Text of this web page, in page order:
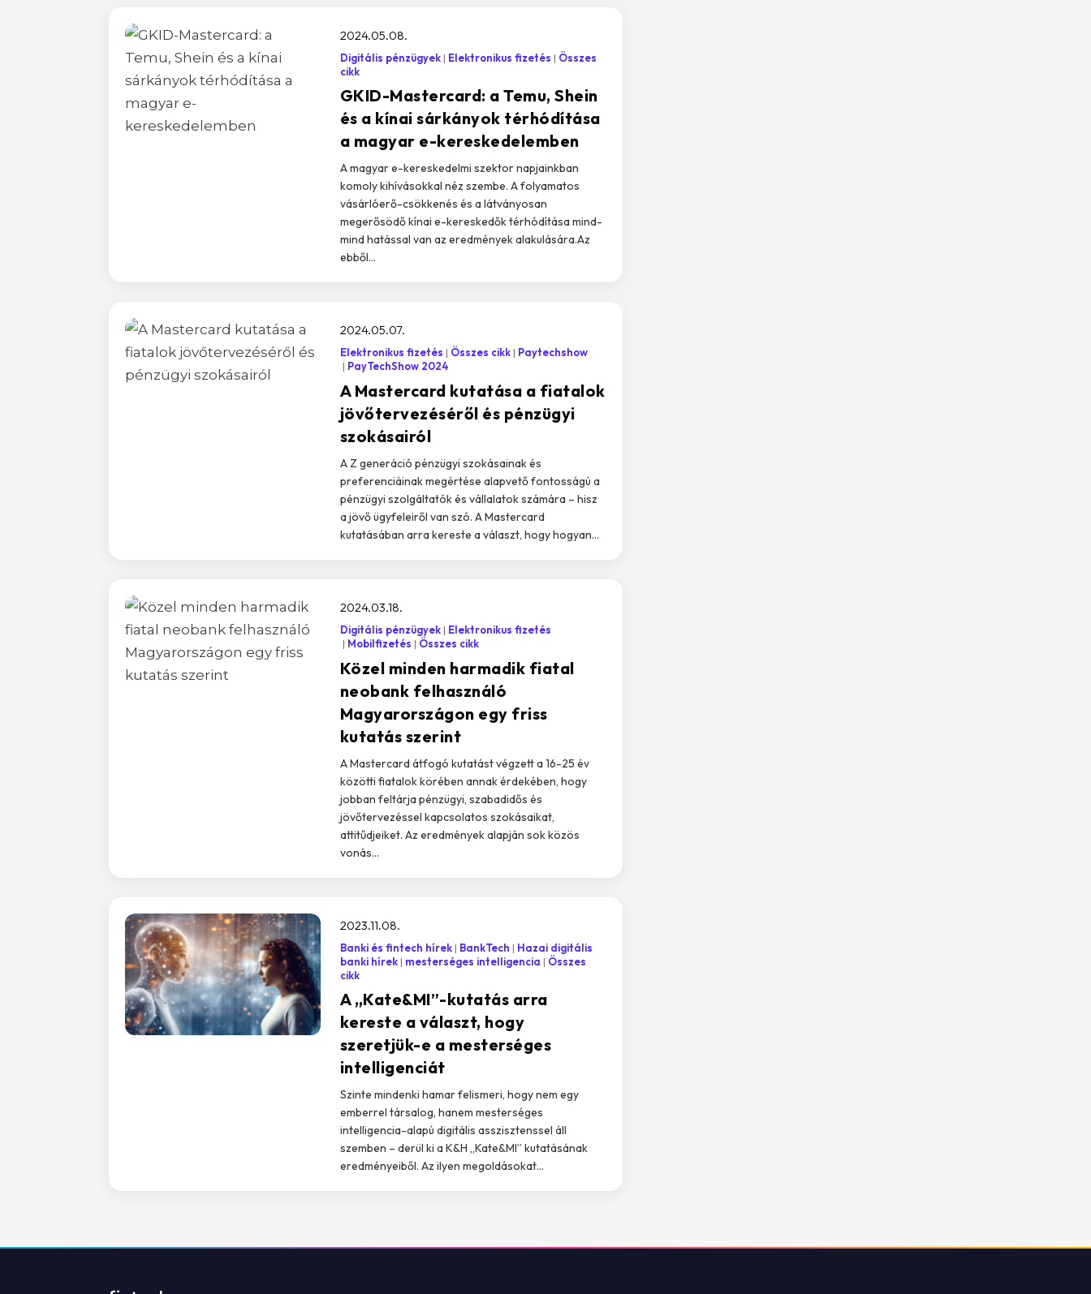
GKID-Mastercard: a Temu, Shein
és a kínai sárkányok térhódítása
a magyar e-kereskedelemben
2024.05.08.
Digitális pénzügyek Elektronikus fizetés
Összes
cikk
A magyar e-kereskedelmi szektor napjainkban
komoly kihívásokkal néz szembe. A folyamatos
vásárlóerő-csökkenés és a látványosan
megerősödő kínai e-kereskedők térhódítása mind-
mind hatással van az eredmények alakulására.Az
ebből...
A Mastercard kutatása a fiatalok
jövőtervezéséről és pénzügyi
szokásairól
2024.05.07.
Elektronikus fizetés Összes cikk
Paytechshow
PayTechShow 2024
A Z generáció pénzügyi szokásainak és
preferenciáinak megértése alapvető fontosságú a
pénzügyi szolgáltatók és vállalatok számára – hisz
a jövő ügyfeleiről van szó. A Mastercard
kutatásában arra kereste a választ, hogy hogyan...
Közel minden harmadik fiatal
neobank felhasználó
Magyarországon egy friss
kutatás szerint
2024.03.18.
Digitális pénzügyek
Elektronikus fizetés
Mobilfizetés
Összes cikk
A Mastercard átfogó kutatást végzett a 16-25 év
közötti fiatalok körében annak érdekében, hogy
jobban feltárja pénzügyi, szabadidős és
jövőtervezéssel kapcsolatos szokásaikat,
attitűdjeiket. Az eredmények alapján sok közös
vonás...
A „Kate&MI”-kutatás arra
kereste a választ, hogy
szeretjük-e a mesterséges
intelligenciát
2023.11.08.
Banki és fintech hírek BankTech
Hazai digitális
banki hírek
mesterséges intelligencia
Összes
cikk
Szinte mindenki hamar felismeri, hogy nem egy
emberrel társalog, hanem mesterséges
intelligencia-alapú digitális asszisztenssel áll
szemben – derül ki a K&H „Kate&MI” kutatásának
eredményeiből. Az ilyen megoldásokat...